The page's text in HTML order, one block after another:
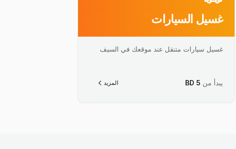
غسيل السيارات
غسيل سيارات متنقل عند موقعك في السيف
يبدأ من BD 5 المزيد